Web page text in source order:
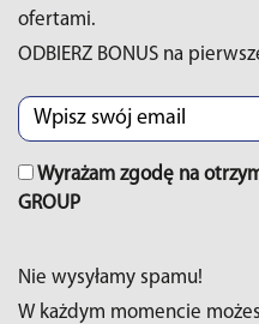
ofertami.
ODBIERZ BONUS na
Wyrażam zgodę na
GROUP
Nie wysyłamy spamu!
W każdym momencie